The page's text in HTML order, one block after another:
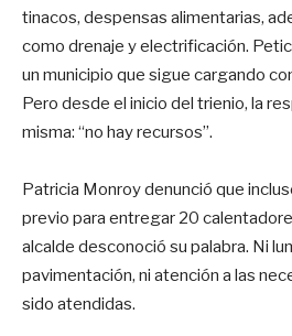
tinacos, despensas alimentarias,
como drenaje y electrificación.
un municipio que sigue cargando
Pero desde el inicio del trienio, la
misma: “no hay recursos”.
Patricia Monroy denunció que
previo para entregar 20
alcalde desconoció su palabra. Ni
pavimentación, ni atención a las
sido atendidas.